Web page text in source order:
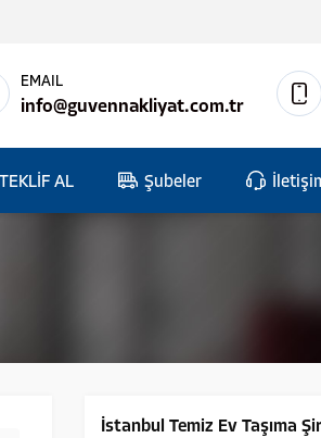
EMAIL
info@guvennakliyat.com.tr
TEKLİF AL Şubeler
İstanbul Temiz Ev Taşıma